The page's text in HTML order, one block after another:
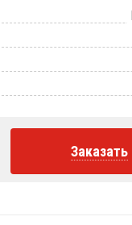
Заказать